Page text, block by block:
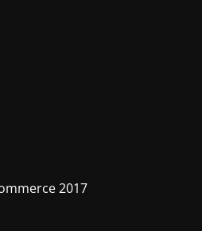
2017